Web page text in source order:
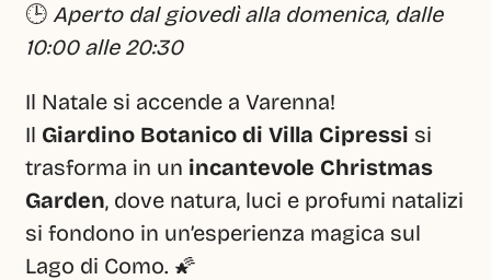
🕒 Aperto dal giovedì alla domenica, dalle
10:00 alle 20:30
Il Natale si accende a Varenna!
Il Giardino Botanico di Villa Cipressi si
trasforma in un incantevole Christmas
Garden, dove natura, luci e profumi natalizi
si fondono in un’esperienza magica sul
Lago di Como. 🌠